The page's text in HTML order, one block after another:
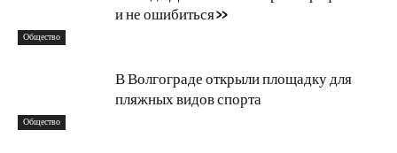
Общество
и не ошибиться»
Общество
В Волгограде открыли площадку для
пляжных видов спорта